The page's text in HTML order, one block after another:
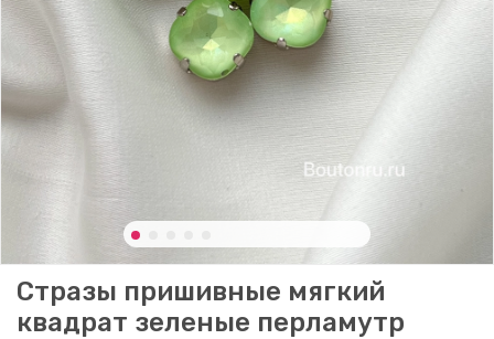
Стразы пришивные мягкий
квадрат зеленые перламутр